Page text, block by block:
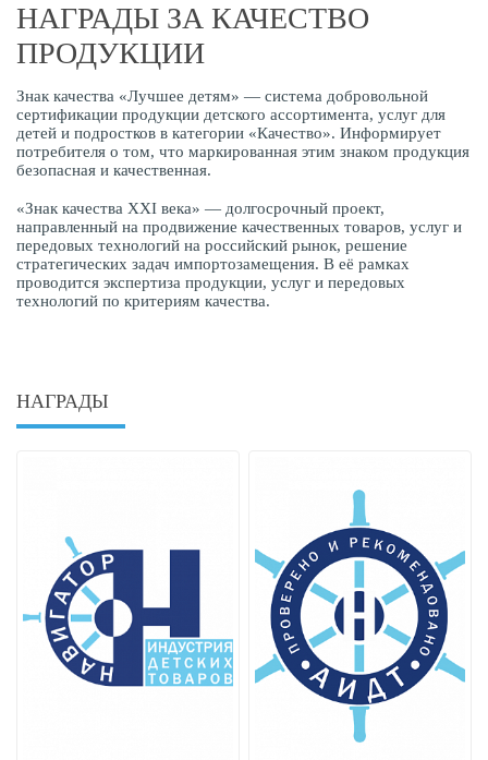
НАГРАДЫ ЗА КАЧЕСТВО
ПРОДУКЦИИ
Знак качества «Лучшее детям» — система добровольной
сертификации продукции детского ассортимента, услуг для
детей и подростков в категории «Качество». Информирует
потребителя о том, что маркированная этим знаком продукция
безопасная и качественная.
«Знак качества XXI века» — долгосрочный проект,
направленный на продвижение качественных товаров, услуг и
передовых технологий на российский рынок, решение
стратегических задач импортозамещения. В её рамках
проводится экспертиза продукции, услуг и передовых
технологий по критериям качества.
НАГРАДЫ